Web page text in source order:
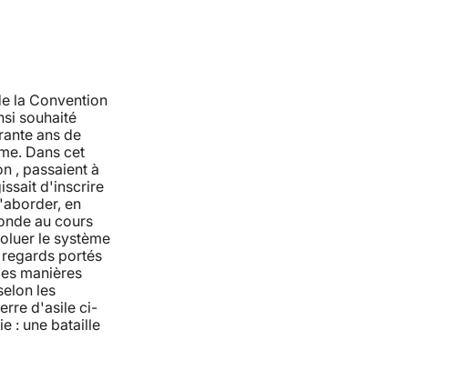
la Convention
souhaité
ans de
Dans cet
, passaient à
d'inscrire
en
au cours
le système
portés
manières
les
d'asile ci-
: une bataille